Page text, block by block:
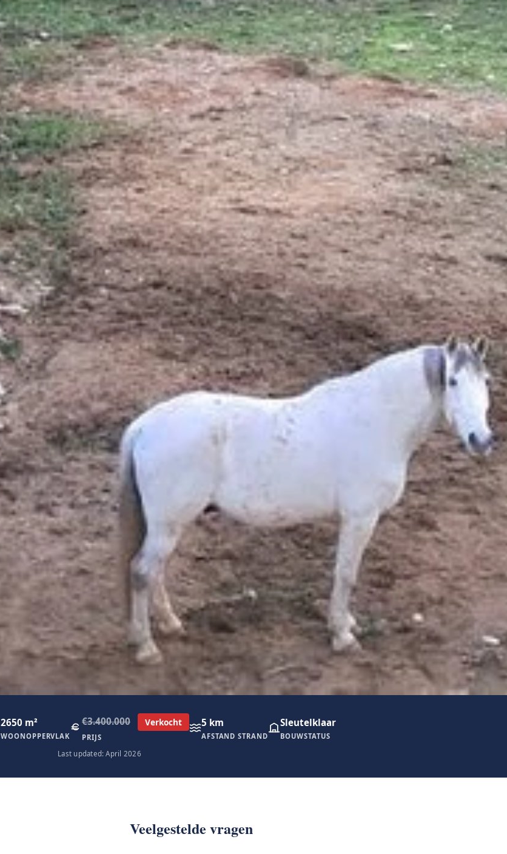
2650 m²
WOONOPPERVLAK
€3.400.000 Verkocht
PRIJS
5 km
AFSTAND STRAND
Sleutelklaar
BOUWSTATUS
Last updated: April 2026
Veelgestelde vragen